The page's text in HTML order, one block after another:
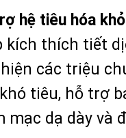
hệ tiêu hóa
kích thích tiết
các triệu
tiêu, hỗ trợ
mạc dạ dày và